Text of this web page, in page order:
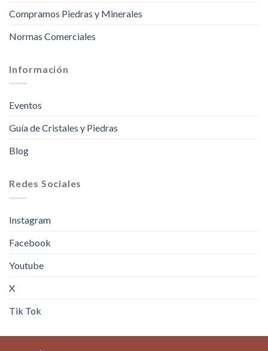
Compramos Piedras y Minerales
Normas Comerciales
Información
Eventos
Guía de Cristales y Piedras
Blog
Redes Sociales
Instagram
Facebook
Youtube
X
Tik Tok